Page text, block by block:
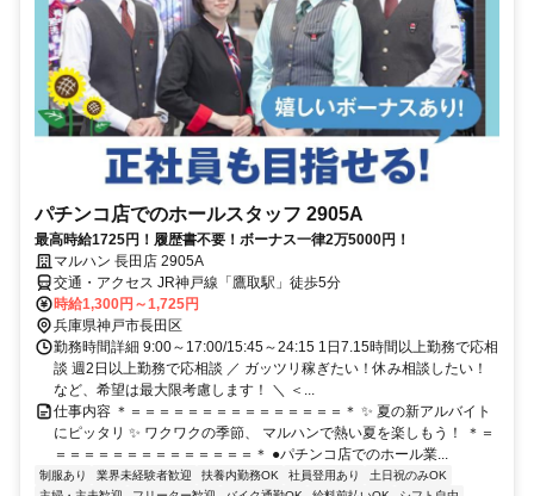
パチンコ店でのホールスタッフ 2905A
最高時給1725円！履歴書不要！ボーナス一律2万5000円！
マルハン 長田店 2905A
交通・アクセス JR神戸線「鷹取駅」徒歩5分
時給1,300円～1,725円
兵庫県神戸市長田区
勤務時間詳細 9:00～17:00/15:45～24:15 1日7.15時間以上勤務で応相
談 週2日以上勤務で応相談 ／ ガッツリ稼ぎたい！休み相談したい！
など、希望は最大限考慮します！ ＼ ＜...
仕事内容 ＊＝＝＝＝＝＝＝＝＝＝＝＝＝＝＝＊ ✨ 夏の新アルバイト
にピッタリ ✨ ワクワクの季節、 マルハンで熱い夏を楽しもう！ ＊＝
＝＝＝＝＝＝＝＝＝＝＝＝＝＝＊ ●パチンコ店でのホール業...
制服あり 業界未経験者歓迎 扶養内勤務OK 社員登用あり
土日祝のみOK